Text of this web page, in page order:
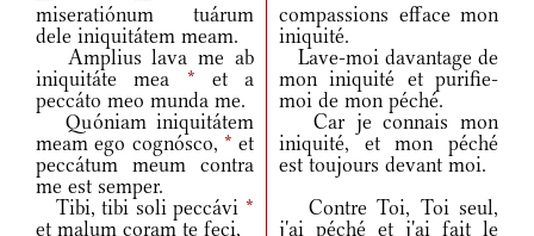
miseratiónum tuárum
dele iniquitátem meam.
compassions efface mon
iniquité.
Amplius lava me ab
iniquitáte mea * et a
peccáto meo munda me.
Lave-moi davantage de
mon iniquité et purifie-
moi de mon péché.
Quóniam iniquitátem
meam ego cognósco, * et
peccátum meum contra
me est semper.
Car je connais mon
iniquité, et mon péché
est toujours devant moi.
Tibi, tibi soli peccávi *
et malum coram te feci,
Contre Toi, Toi seul,
j'ai péché et j'ai fait le